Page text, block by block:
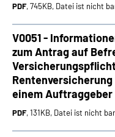
Leichte Sprache
PDF, 745KB, Datei ist nicht
V0051 -
zum Antrag auf
einem Auftraggeber
PDF, 131KB, Datei ist nicht